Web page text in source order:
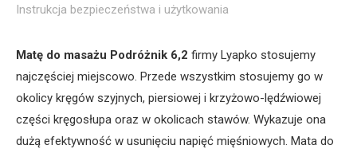
Instrukcja bezpieczeństwa i użytkowania
Matę do masażu Podróżnik 6,2 firmy Lyapko stosujemy
najczęściej miejscowo. Przede wszystkim stosujemy go w
okolicy kręgów szyjnych, piersiowej i krzyżowo-lędźwiowej
części kręgosłupa oraz w okolicach stawów. Wykazuje ona
dużą efektywność w usunięciu napięć mięśniowych. Mata do